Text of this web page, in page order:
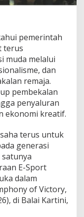
pemerintah
terus
muda melalui
dan
remaja.
pembekalan
penyaluran
ekonomi kreatif.
terus untuk
generasi
E-Sport
dalam
of Victory,
di Balai Kartini,